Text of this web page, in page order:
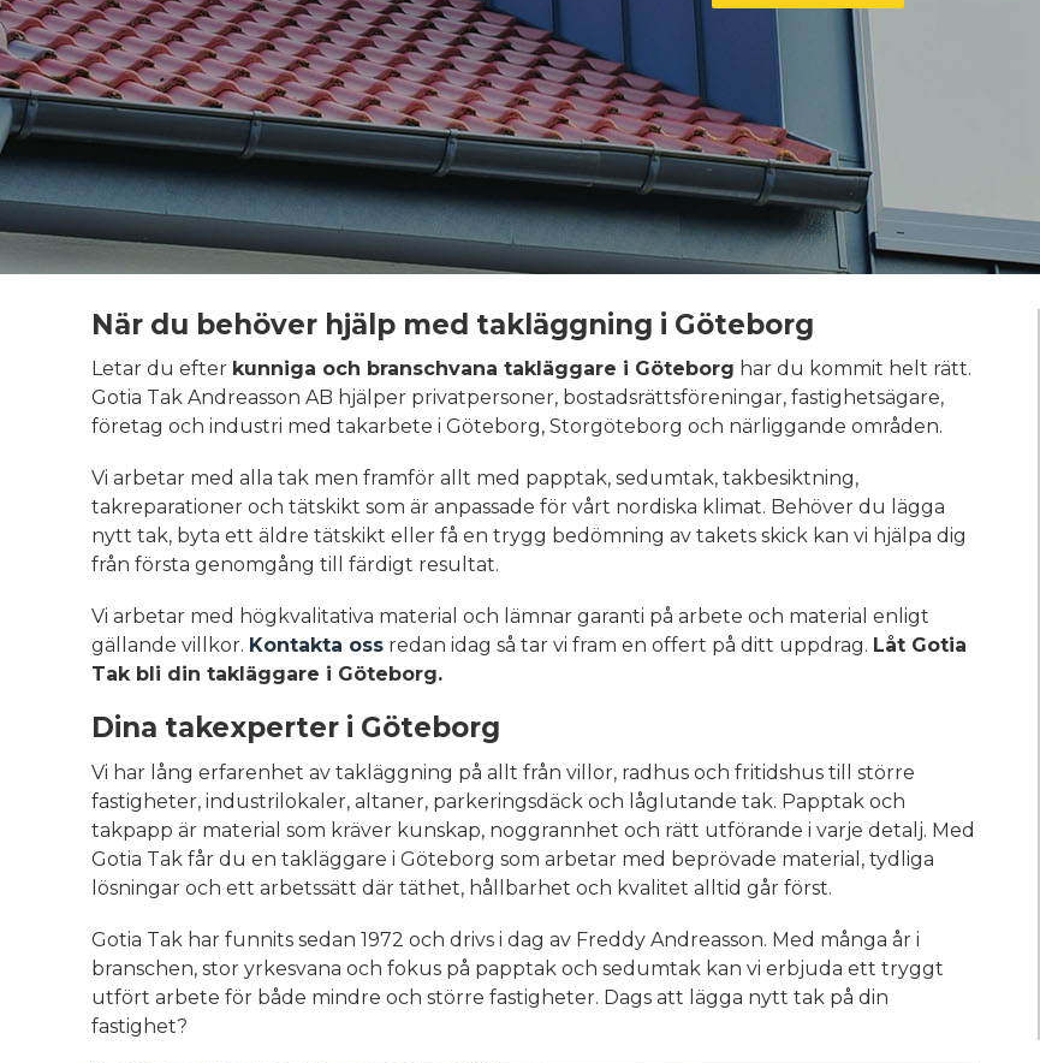
När du behöver hjälp med takläggning i Göteborg
Letar du efter kunniga och branschvana takläggare i Göteborg har du kommit helt rätt.
Gotia Tak Andreasson AB hjälper privatpersoner, bostadsrättsföreningar, fastighetsägare,
företag och industri med takarbete i Göteborg, Storgöteborg och närliggande områden.
Vi arbetar med alla tak men framför allt med papptak, sedumtak, takbesiktning,
takreparationer och tätskikt som är anpassade för vårt nordiska klimat. Behöver du lägga
nytt tak, byta ett äldre tätskikt eller få en trygg bedömning av takets skick kan vi hjälpa dig
från första genomgång till färdigt resultat.
Vi arbetar med högkvalitativa material och lämnar garanti på arbete och material enligt
gällande villkor. Kontakta oss redan idag så tar vi fram en offert på ditt uppdrag. Låt Gotia
Tak bli din takläggare i Göteborg.
Dina takexperter i Göteborg
Vi har lång erfarenhet av takläggning på allt från villor, radhus och fritidshus till större
fastigheter, industrilokaler, altaner, parkeringsdäck och låglutande tak. Papptak och
takpapp är material som kräver kunskap, noggrannhet och rätt utförande i varje detalj. Med
Gotia Tak får du en takläggare i Göteborg som arbetar med beprövade material, tydliga
lösningar och ett arbetssätt där täthet, hållbarhet och kvalitet alltid går först.
Gotia Tak har funnits sedan 1972 och drivs i dag av Freddy Andreasson. Med många år i
branschen, stor yrkesvana och fokus på papptak och sedumtak kan vi erbjuda ett tryggt
utfört arbete för både mindre och större fastigheter. Dags att lägga nytt tak på din
fastighet?